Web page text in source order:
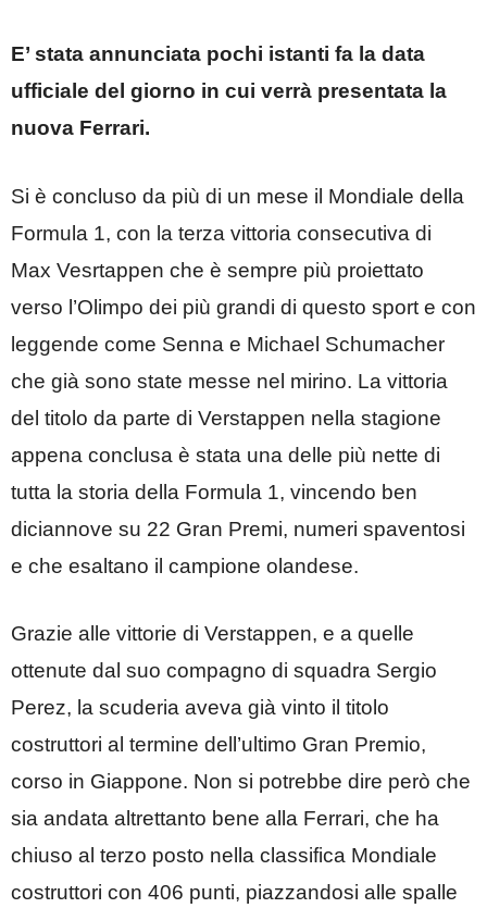
E’ stata annunciata pochi istanti fa la data
ufficiale del giorno in cui verrà presentata la
nuova Ferrari.
Si è concluso da più di un mese il Mondiale della
Formula 1, con la terza vittoria consecutiva di
Max Vesrtappen che è sempre più proiettato
verso l’Olimpo dei più grandi di questo sport e con
leggende come Senna e Michael Schumacher
che già sono state messe nel mirino. La vittoria
del titolo da parte di Verstappen nella stagione
appena conclusa è stata una delle più nette di
tutta la storia della Formula 1, vincendo ben
diciannove su 22 Gran Premi, numeri spaventosi
e che esaltano il campione olandese.
Grazie alle vittorie di Verstappen, e a quelle
ottenute dal suo compagno di squadra Sergio
Perez, la scuderia aveva già vinto il titolo
costruttori al termine dell’ultimo Gran Premio,
corso in Giappone. Non si potrebbe dire però che
sia andata altrettanto bene alla Ferrari, che ha
chiuso al terzo posto nella classifica Mondiale
costruttori con 406 punti, piazzandosi alle spalle